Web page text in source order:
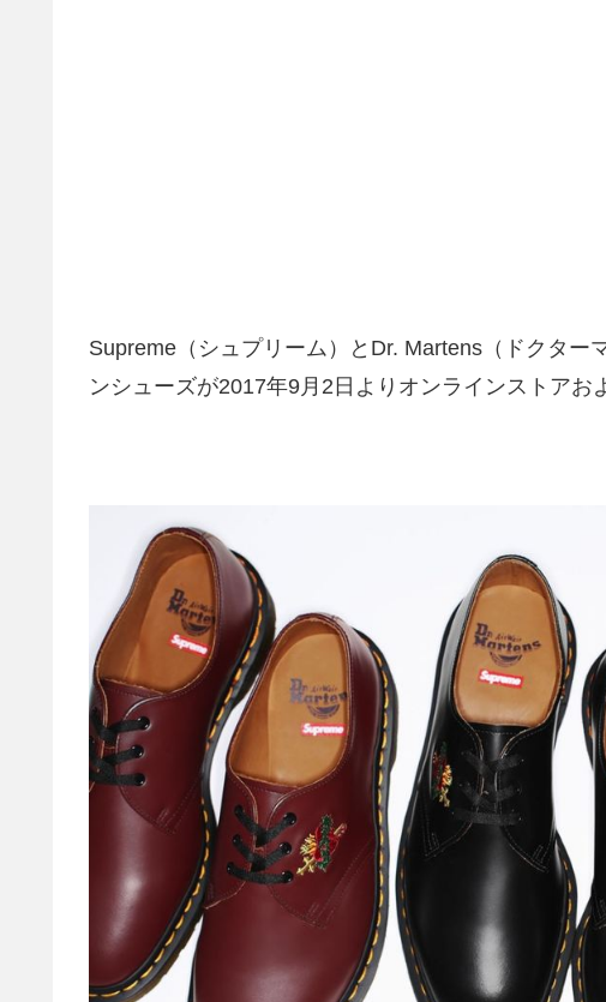
Supreme（シュプリーム）とDr. Martens（ドクター
ンシューズが2017年9月2日よりオンラインストアお